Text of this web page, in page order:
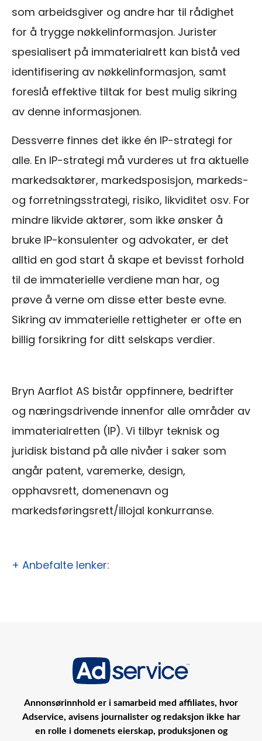
som arbeidsgiver og andre har til rådighet
for å trygge nøkkelinformasjon. Jurister
spesialisert på immaterialrett kan bistå ved
identifisering av nøkkelinformasjon, samt
foreslå effektive tiltak for best mulig sikring
av denne informasjonen.
Dessverre finnes det ikke én IP-strategi for
alle. En IP-strategi må vurderes ut fra aktuelle
markedsaktører, markedsposisjon, markeds-
og forretningsstrategi, risiko, likviditet osv. For
mindre likvide aktører, som ikke ønsker å
bruke IP-konsulenter og advokater, er det
alltid en god start å skape et bevisst forhold
til de immaterielle verdiene man har, og
prøve å verne om disse etter beste evne.
Sikring av immaterielle rettigheter er ofte en
billig forsikring for ditt selskaps verdier.
Bryn Aarflot AS bistår oppfinnere, bedrifter
og næringsdrivende innenfor alle områder av
immaterialretten (IP). Vi tilbyr teknisk og
juridisk bistand på alle nivåer i saker som
angår patent, varemerke, design,
opphavsrett, domenenavn og
markedsføringsrett/illojal konkurranse.
+ Anbefalte lenker:
Annonsørinnhold er i samarbeid med affiliates, hvor
Adservice, avisens journalister og redaksjon ikke har
en rolle i domenets eierskap, produksjonen og